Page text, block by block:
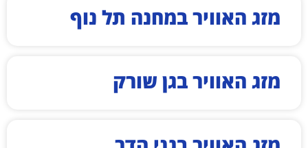
מזג האוויר במחנה תל נוף
מזג האוויר בגן שורק